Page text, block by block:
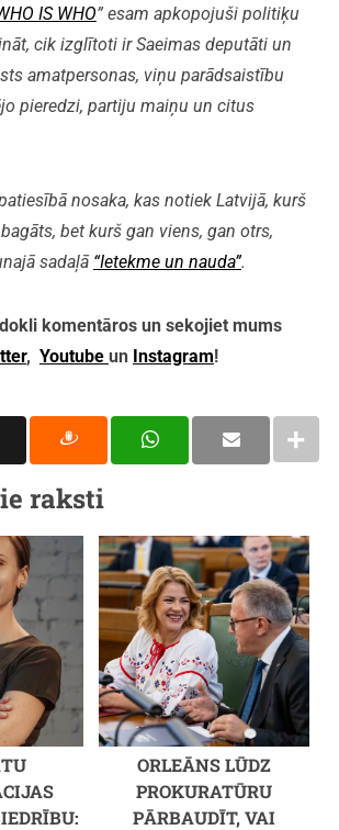
IS WHO” esam apkopojuši politiķu
cik izglītoti ir Saeimas deputāti un
amatpersonas, viņu parādsaistību
pieredzi, partiju maiņu un citus
nosaka, kas notiek Latvijā, kurš
bet kurš gan viens, gan otrs,
sadaļā “Ietekme un nauda”.
komentāros un sekojiet mums
, Youtube un Instagram!
raksti
ORLEĀNS LŪDZ
PROKURATŪRU
PĀRBAUDĪT, VAI